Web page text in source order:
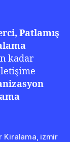
Patlamış
kadar
Kiralama izmir